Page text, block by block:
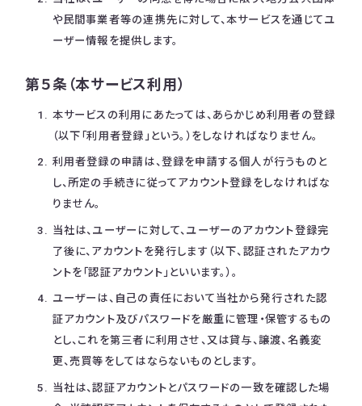
や民間事業者等の連携先に対して、本サービスを通じてユ
ーザー情報を提供します。
第５条（本サービス利用）
本サービスの利用にあたっては、あらかじめ利用者の登録
（以下「利用者登録」という。）をしなければなりません。
利用者登録の申請は、登録を申請する個人が行うものと
し、所定の手続きに従ってアカウント登録をしなければな
りません。
当社は、ユーザーに対して、ユーザーのアカウント登録完
了後に、アカウントを発行します（以下、認証されたアカウ
ントを「認証アカウント」といいます。）。
ユーザーは、自己の責任において当社から発行された認
証アカウント及びパスワードを厳重に管理・保管するもの
とし、これを第三者に利用させ、又は貸与、譲渡、名義変
更、売買等をしてはならないものとします。
当社は、認証アカウントとパスワードの一致を確認した場